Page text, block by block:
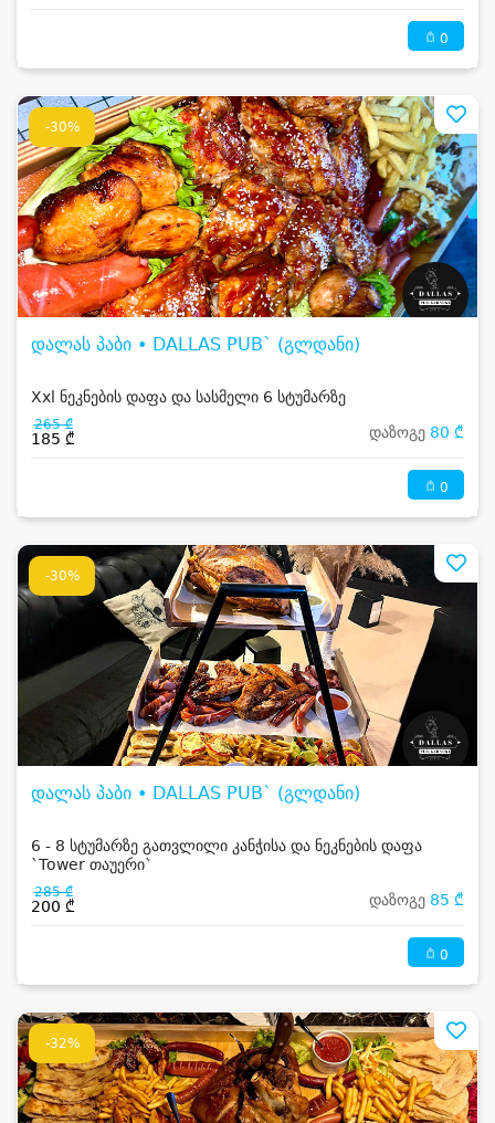
0
-30%
დალას პაბი • DALLAS PUB` (გლდანი)
Xxl ნეკნების დაფა და სასმელი 6 სტუმარზე
265 ₾
185 ₾ დაზოგე 80 ₾
0
-30%
დალას პაბი • DALLAS PUB` (გლდანი)
6 - 8 სტუმარზე გათვლილი კანჭისა და ნეკნების დაფა
`Tower თაუერი`
285 ₾
200 ₾ დაზოგე 85 ₾
0
-32%